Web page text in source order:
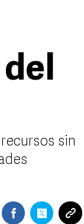
sin